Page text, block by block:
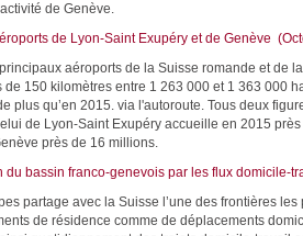
de Genève.
de Lyon-Saint Exupéry et de Genève
aéroports de la Suisse romande et de
de 150 kilomètres entre 1 263 000 et 1 363 000
plus qu’en 2015. via l'autoroute. Tous deux
de Lyon-Saint Exupéry accueille en 2015
près de 16 millions.
du bassin franco-genevois par les flux domicile-
partage avec la Suisse l’une des frontières les
de résidence comme de déplacements